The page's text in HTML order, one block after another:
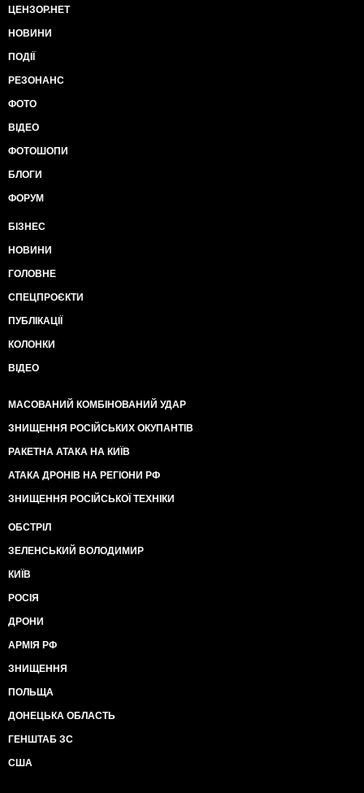
ЦЕНЗОР.НЕТ
НОВИНИ
ПОДІЇ
РЕЗОНАНС
ФОТО
ВІДЕО
ФОТОШОПИ
БЛОГИ
ФОРУМ
БІЗНЕС
НОВИНИ
ГОЛОВНЕ
СПЕЦПРОЄКТИ
ПУБЛІКАЦІЇ
КОЛОНКИ
ВІДЕО
МАСОВАНИЙ КОМБІНОВАНИЙ УДАР
ЗНИЩЕННЯ РОСІЙСЬКИХ ОКУПАНТІВ
РАКЕТНА АТАКА НА КИЇВ
АТАКА ДРОНІВ НА РЕГІОНИ РФ
ЗНИЩЕННЯ РОСІЙСЬКОЇ ТЕХНІКИ
ОБСТРІЛ
ЗЕЛЕНСЬКИЙ ВОЛОДИМИР
КИЇВ
РОСІЯ
ДРОНИ
АРМІЯ РФ
ЗНИЩЕННЯ
ПОЛЬЩА
ДОНЕЦЬКА ОБЛАСТЬ
ГЕНШТАБ ЗС
США